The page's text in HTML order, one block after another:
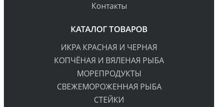
Контакты
КАТАЛОГ ТОВАРОВ
ИКРА КРАСНАЯ И ЧЕРНАЯ
КОПЧЁНАЯ И ВЯЛЕНАЯ РЫБА
МОРЕПРОДУКТЫ
СВЕЖЕМОРОЖЕННАЯ РЫБА
СТЕЙКИ